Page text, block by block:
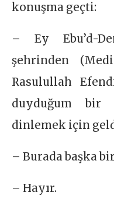
konuşma geçti:
– Ey Ebu’d-
şehrinden
Rasulullah
duyduğum bir
dinlemek için
– Burada başka
– Hayır.